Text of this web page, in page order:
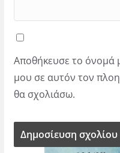
Αποθήκευσε το όνομά
μου σε αυτόν τον
θα σχολιάσω.